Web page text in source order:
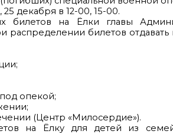
декабря в 12-00, 15-00.
на Ёлки главы
распределении билетов
опекой;
(Центр «Милосердие»).
на Ёлку для детей из